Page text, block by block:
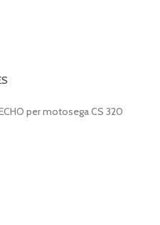
per motosega CS 320